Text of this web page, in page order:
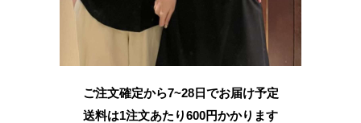
ご注文確定から7~28日でお届け予定
送料は1注文あたり600円かかります